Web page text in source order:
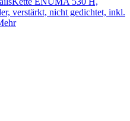
verstärkt, nicht gedichtet, inkl.